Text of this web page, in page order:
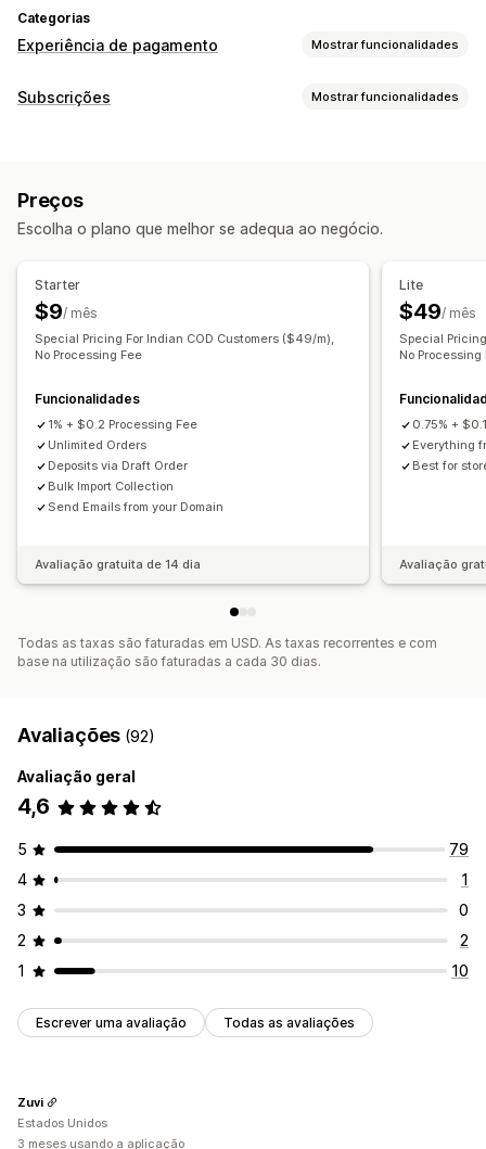
Categorias
Experiência de pagamento Mostrar funcionalidades
Opções de apresentação
Subscrições Mostrar funcionalidades
Produtos digitais
Preços diferenciados
Períodos de avaliação
Pagamento único
Preços personalizados
Preços
Escolha o plano que melhor se adequa ao negócio.
Starter
$9/ mês
Special Pricing For Indian COD Customers ($49/m),
No Processing Fee
Funcionalidades
1% + $0.2 Processing Fee
Unlimited Orders
Deposits via Draft Order
Bulk Import Collection
Send Emails from your Domain
Avaliação gratuita de 14 dia
Lite
$49/ mês
Special
No Processing
0.75% +
Everything
Best for
Avaliação
Todas as taxas são faturadas em USD. As taxas recorrentes e com
base na utilização são faturadas a cada 30 dias.
Avaliações (92)
Avaliação geral
4,6
5
79
4
1
3
0
2
2
1
10
Escrever uma avaliação Todas as avaliações
Zuvi
Estados Unidos
3 meses usando a aplicação